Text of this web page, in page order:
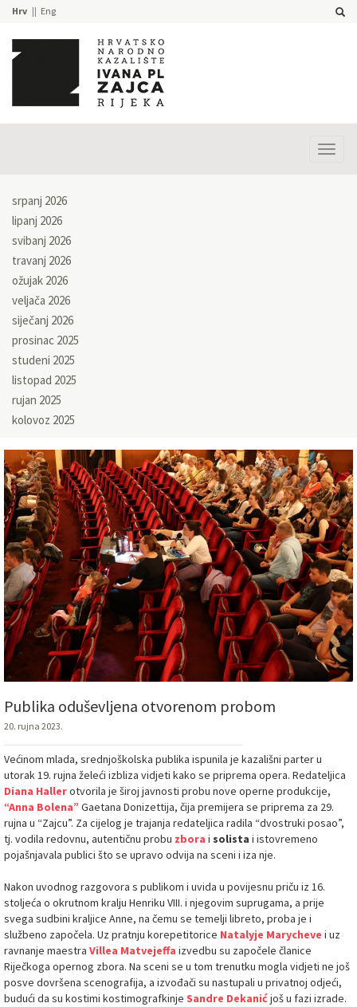
Hrv Eng
srpanj 2026
lipanj 2026
svibanj 2026
travanj 2026
ožujak 2026
veljača 2026
siječanj 2026
prosinac 2025
studeni 2025
listopad 2025
rujan 2025
kolovoz 2025
Publika oduševljena otvorenom probom
20. rujna 2023.
Većinom mlada, srednjoškolska publika ispunila je kazališni parter u
utorak 19. rujna želeći izbliza vidjeti kako se priprema opera. Redateljica
Diana Hallerotvorila je široj javnosti probu nove operne produkcije,
“Anna Bolena” Gaetana Donizettija, čija premijera se priprema za 29.
rujna u “Zajcu”. Za cijelog je trajanja redateljica radila “dvostruki posao”,
tj. vodila redovnu, autentičnu probu zbora i solista i istovremeno
pojašnjavala publici što se upravo odvija na sceni i iza nje.
Nakon uvodnog razgovora s publikom i uvida u povijesnu priču iz 16.
stoljeća o okrutnom kralju Henriku VIII. i njegovim suprugama, a prije
svega sudbini kraljice Anne, na čemu se temelji libreto, proba je i
službeno započela. Uz pratnju korepetitorice Natalyje Marycheve i uz
ravnanje maestra Villea Matvejeffa izvedbu su započele članice
Riječkoga opernog zbora. Na sceni se u tom trenutku mogla vidjeti ne još
posve dovršena scenografija, a izvođači su nastupali u privatnoj odjeći,
budući da su kostimi kostimografkinje Sandre Dekanićjoš u fazi izrade.